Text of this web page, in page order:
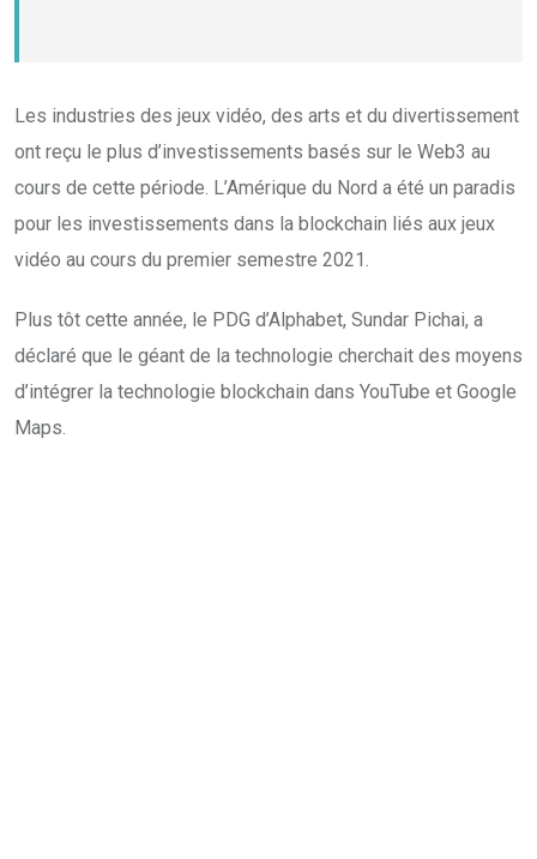
Les industries des jeux vidéo, des arts et du divertissement
ont reçu le plus d’investissements basés sur le Web3 au
cours de cette période. L’Amérique du Nord a été un paradis
pour les investissements dans la blockchain liés aux jeux
vidéo au cours du premier semestre 2021.
Plus tôt cette année, le PDG d’Alphabet, Sundar Pichai, a
déclaré que le géant de la technologie cherchait des moyens
d’intégrer la technologie blockchain dans YouTube et Google
Maps.